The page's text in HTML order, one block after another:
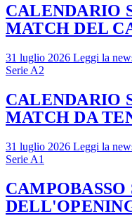
CALENDARIO
MATCH DEL
31 luglio 2026 Leggi la
Serie A2
CALENDARIO
MATCH DA
31 luglio 2026 Leggi la
Serie A1
CAMPOBASSO